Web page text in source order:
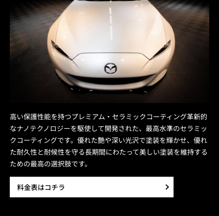
高い保護性能を持つプレミアム・セラミックコーティング革新的
なナノテクノロジーを駆使して開発された、最高水準のセラミッ
クコーティングです。優れた艶や深い光沢で塗装を輝かせ、優れ
た耐久性と耐候性を守る長期間にわたって美しい塗装を維持する
ための最高の選択肢です。
料金表はコチラ